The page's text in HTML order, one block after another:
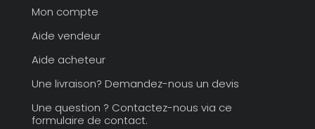
Mon compte
Aide vendeur
Aide acheteur
Une livraison? Demandez-nous un devis
Une question ? Contactez-nous via ce
formulaire de contact.